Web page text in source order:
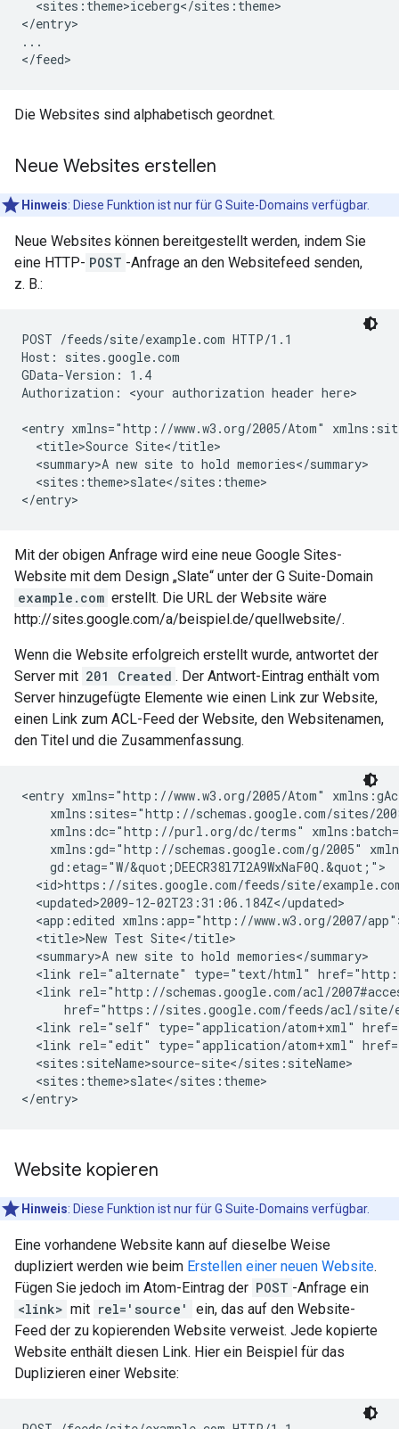
  <sites:theme>
iceberg</sites:theme>
</entry>
...
Die Websites sind alphabetisch geordnet.
Neue Websites erstellen
Hinweis: Diese Funktion ist nur für G Suite-Domains verfügbar.
Neue Websites können bereitgestellt werden, indem Sie
eine HTTP- POST -Anfrage an den Websitefeed senden,
z. B.:
POST /feeds/site/example.com HTTP/1.1
Host: sites.google.com
GData-Version: 1.4
Authorization: <your authorization header here>
<entry xmlns="http://www.w3.org/2005/Atom"
  <title>Source Site</title>
  <summary>A new site to hold memories</summary>
  <sites:theme>slate</sites:theme>
</entry>
Mit der obigen Anfrage wird eine neue Google Sites-
Website mit dem Design „Slate“ unter der G Suite-Domain
example.com erstellt. Die URL der Website wäre
http://sites.google.com/a/beispiel.de/quellwebsite/.
Wenn die Website erfolgreich erstellt wurde, antwortet der
Server mit 201 Created . Der Antwort-Eintrag enthält vom
Server hinzugefügte Elemente wie einen Link zur Website,
einen Link zum ACL-Feed der Website, den Websitenamen,
den Titel und die Zusammenfassung.
<entry xmlns="http://www.w3.org/2005/Atom"
xmlns:sites="http://schemas.google.com/sites/
xmlns:dc="http://purl.org/dc/terms"
xmlns:gd="http://schemas.google.com/g/2005"
    gd:etag="W/&quot;DEECR38l7I2A9WxNaF0Q.&quot;">
  <id>https://sites.google.com/feeds/site/
  <updated>2009-12-02T23:31:06.184Z</updated>
<app:edited xmlns:app="http://www.w3.org/2007/
  <title>New Test Site</title>
  <summary>A new site to hold memories</summary>
<link rel="alternate" type="text/html"
<link rel="http://schemas.google.com/acl/
      href="https://sites.google.com/feeds/acl/site/
<link rel="self" type="application/atom+xml"
<link rel="edit" type="application/atom+xml"
  <sites:siteName>
source-site</sites:siteName>
  <sites:theme>slate</sites:theme>
Website kopieren
Hinweis: Diese Funktion ist nur für G Suite-Domains verfügbar.
Eine vorhandene Website kann auf dieselbe Weise
dupliziert werden wie beim Erstellen einer neuen Website.
Fügen Sie jedoch im Atom-Eintrag der POST -Anfrage ein
<link> mit rel='source'
ein, das auf den Website-
Feed der zu kopierenden Website verweist. Jede kopierte
Website enthält diesen Link. Hier ein Beispiel für das
Duplizieren einer Website: